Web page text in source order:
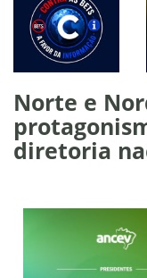
Norte e
diretoria